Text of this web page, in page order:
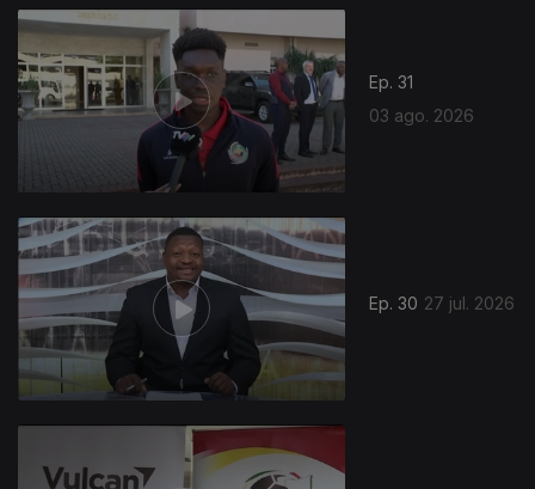
Ep. 31
03 ago. 2026
Ep. 30 27 jul. 2026